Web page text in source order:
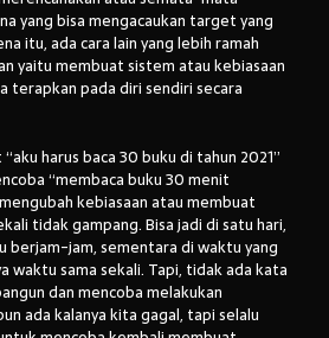
yang bisa mengacaukan target yang
itu, ada cara lain yang lebih ramah
yaitu membuat sistem atau kebiasaan
terapkan pada diri sendiri secara
harus baca 30 buku di tahun 2021”
“membaca buku 30 menit
kebiasaan atau membuat
tidak gampang. Bisa jadi di satu hari,
berjam-jam, sementara di waktu yang
waktu sama sekali. Tapi, tidak ada kata
dan mencoba melakukan
ada kalanya kita gagal, tapi selalu